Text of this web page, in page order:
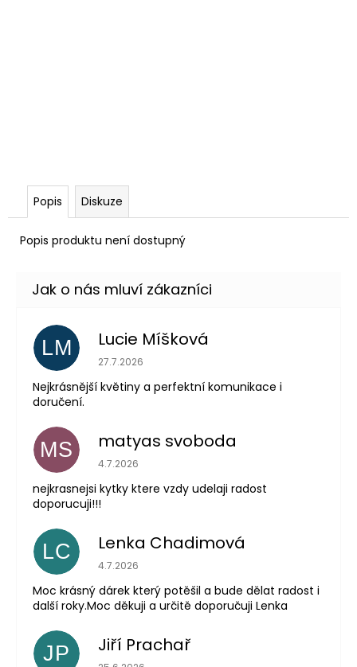
Popis Diskuze
Popis produktu není dostupný
LM Lucie Míšková
Hodnocení obchodu je 5 z 5 hvězdiček.
27.7.2026
Nejkrásnější květiny a perfektní komunikace i
doručení.
MS matyas svoboda
Hodnocení obchodu je 5 z 5 hvězdiček.
4.7.2026
nejkrasnejsi kytky ktere vzdy udelaji radost
doporucuji!!!
LC Lenka Chadimová
Hodnocení obchodu je 5 z 5 hvězdiček.
4.7.2026
Moc krásný dárek který potěšil a bude dělat radost i
další roky.Moc děkuji a určitě doporučuji Lenka
JP Jiří Prachař
Hodnocení obchodu je 5 z 5 hvězdiček.